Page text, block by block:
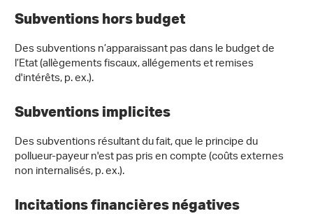
Subventions hors budget
Des subventions n’apparaissant pas dans le budget de
l’Etat (allègements fiscaux, allégements et remises
d'intérêts, p. ex.).
Subventions implicites
Des subventions résultant du fait, que le principe du
pollueur-payeur n'est pas pris en compte (coûts externes
non internalisés, p. ex.).
Incitations financières négatives